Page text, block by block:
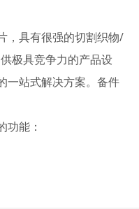
，具有很强的切割织物/
极具竞争力的产品设
一站式解决方案。备件
功能：